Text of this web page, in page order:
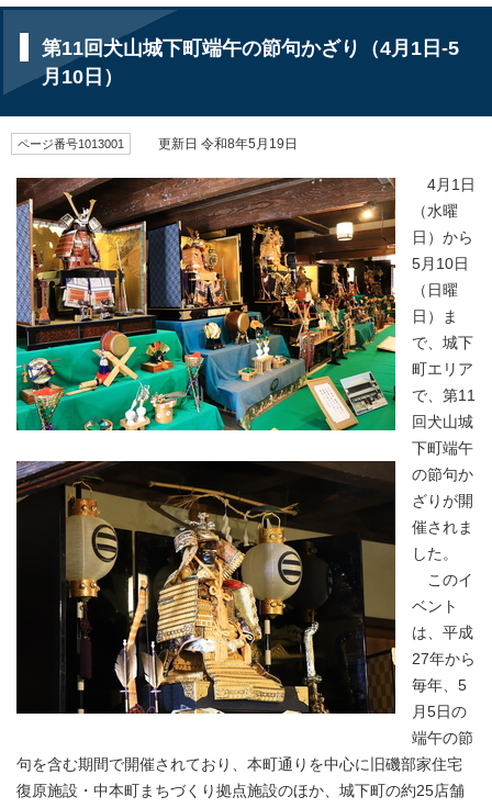
第11回犬山城下町端午の節句かざり（4月1日-5
月10日）
ページ番号1013001 更新日 令和8年5月19日
4月1日
（水曜
日）から
5月10日
（日曜
日）ま
で、城下
町エリア
で、第11
回犬山城
下町端午
の節句か
ざりが開
催されま
した。
このイ
ベント
は、平成
27年から
毎年、5
月5日の
端午の節
句を含む期間で開催されており、本町通りを中心に旧磯部家住宅
復原施設・中本町まちづくり拠点施設のほか、城下町の約25店舗